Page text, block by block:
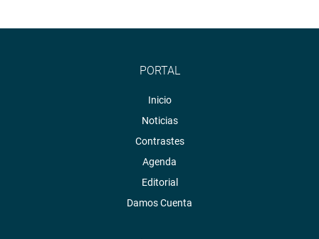
PORTAL
Inicio
Noticias
Contrastes
Agenda
Editorial
Damos Cuenta